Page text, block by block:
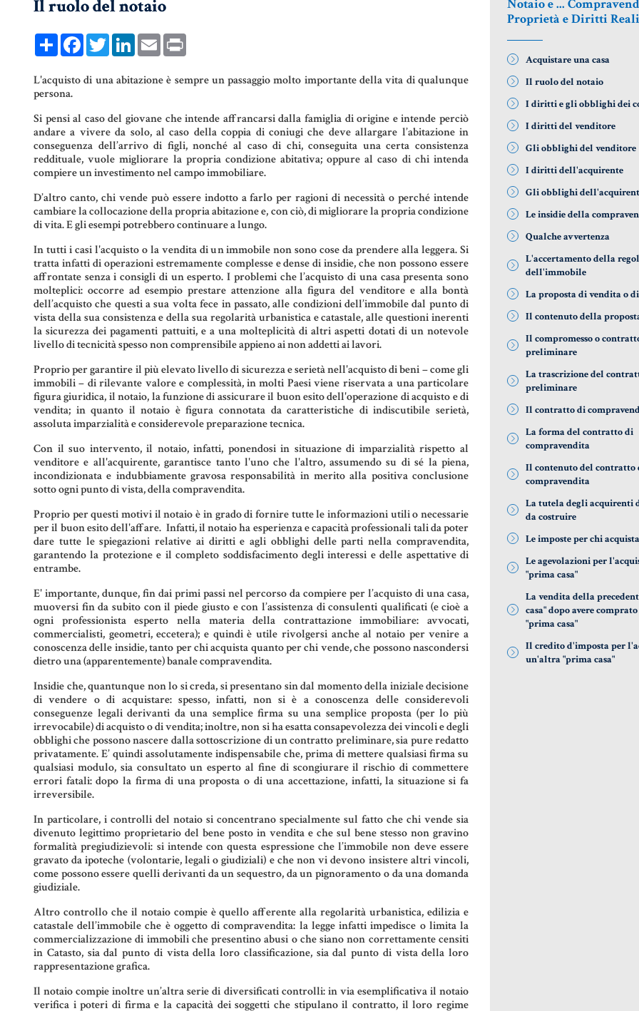
COMPRAVENDITA
MUTUO
RENT TO BUY
TESTAMENTO
TESTAMENTO DI
VITA
FIDUCIARIO
TUTELA DEL
AZIENDA &
SOCIETÀ
CONTRATTO
ENTI NO-
PROFIT
Il ruolo del notaio
ShareFacebookTwitterLinkedInEmail
L'acquisto di una abitazione è sempre un passaggio molto importante della vita di qualunque
persona.
Si pensi al caso del giovane che intende affrancarsi dalla famiglia di origine e intende perciò
andare a vivere da solo, al caso della coppia di coniugi che deve allargare l’abitazione in
conseguenza dell’arrivo di figli, nonché al caso di chi, conseguita una certa consistenza
reddituale, vuole migliorare la propria condizione abitativa; oppure al caso di chi intenda
compiere un investimento nel campo immobiliare.
D’altro canto, chi vende può essere indotto a farlo per ragioni di necessità o perché intende
cambiare la collocazione della propria abitazione e, con ciò, di migliorare la propria condizione
di vita. E gli esempi potrebbero continuare a lungo.
In tutti i casi l'acquisto o la vendita di un immobile non sono cose da prendere alla leggera. Si
tratta infatti di operazioni estremamente complesse e dense di insidie, che non possono essere
affrontate senza i consigli di un esperto. I problemi che l’acquisto di una casa presenta sono
molteplici: occorre ad esempio prestare attenzione alla figura del venditore e alla bontà
dell’acquisto che questi a sua volta fece in passato, alle condizioni dell’immobile dal punto di
vista della sua consistenza e della sua regolarità urbanistica e catastale, alle questioni inerenti
la sicurezza dei pagamenti pattuiti, e a una molteplicità di altri aspetti dotati di un notevole
livello di tecnicità spesso non comprensibile appieno ai non addetti ai lavori.
Proprio per garantire il più elevato livello di sicurezza e serietà nell'acquisto di beni – come gli
immobili – di rilevante valore e complessità, in molti Paesi viene riservata a una particolare
figura giuridica, il notaio, la funzione di assicurare il buon esito dell'operazione di acquisto e di
vendita; in quanto il notaio è figura connotata da caratteristiche di indiscutibile serietà,
assoluta imparzialità e considerevole preparazione tecnica.
Con il suo intervento, il notaio, infatti, ponendosi in situazione di imparzialità rispetto al
venditore e all'acquirente, garantisce tanto l'uno che l'altro, assumendo su di sé la piena,
incondizionata e indubbiamente gravosa responsabilità in merito alla positiva conclusione
sotto ogni punto di vista, della compravendita.
Proprio per questi motivi il notaio è in grado di fornire tutte le informazioni utili o necessarie
per il buon esito dell'affare. Infatti, il notaio ha esperienza e capacità professionali tali da poter
dare tutte le spiegazioni relative ai diritti e agli obblighi delle parti nella compravendita,
garantendo la protezione e il completo soddisfacimento degli interessi e delle aspettative di
entrambe.
E' importante, dunque, fin dai primi passi nel percorso da compiere per l’acquisto di una casa,
muoversi fin da subito con il piede giusto e con l’assistenza di consulenti qualificati (e cioè a
ogni professionista esperto nella materia della contrattazione immobiliare: avvocati,
commercialisti, geometri, eccetera); e quindi è utile rivolgersi anche al notaio per venire a
conoscenza delle insidie, tanto per chi acquista quanto per chi vende, che possono nascondersi
dietro una (apparentemente) banale compravendita.
Insidie che, quantunque non lo si creda, si presentano sin dal momento della iniziale decisione
di vendere o di acquistare: spesso, infatti, non si è a conoscenza delle considerevoli
conseguenze legali derivanti da una semplice firma su una semplice proposta (per lo più
irrevocabile) di acquisto o di vendita; inoltre, non si ha esatta consapevolezza dei vincoli e degli
obblighi che possono nascere dalla sottoscrizione di un contratto preliminare, sia pure redatto
privatamente. E’ quindi assolutamente indispensabile che, prima di mettere qualsiasi firma su
qualsiasi modulo, sia consultato un esperto al fine di scongiurare il rischio di commettere
errori fatali: dopo la firma di una proposta o di una accettazione, infatti, la situazione si fa
irreversibile.
In particolare, i controlli del notaio si concentrano specialmente sul fatto che chi vende sia
divenuto legittimo proprietario del bene posto in vendita e che sul bene stesso non gravino
formalità pregiudizievoli: si intende con questa espressione che l’immobile non deve essere
gravato da ipoteche (volontarie, legali o giudiziali) e che non vi devono insistere altri vincoli,
come possono essere quelli derivanti da un sequestro, da un pignoramento o da una domanda
giudiziale.
Altro controllo che il notaio compie è quello afferente alla regolarità urbanistica, edilizia e
catastale dell’immobile che è oggetto di compravendita: la legge infatti impedisce o limita la
commercializzazione di immobili che presentino abusi o che siano non correttamente censiti
in Catasto, sia dal punto di vista della loro classificazione, sia dal punto di vista della loro
rappresentazione grafica.
Il notaio compie inoltre un’altra serie di diversificati controlli: in via esemplificativa il notaio
verifica i poteri di firma e la capacità dei soggetti che stipulano il contratto, il loro regime
Notaio e ...
Proprietà e Diritti Reali
Acquistare una casa
Il ruolo del notaio
I diritti e gli obblighi dei
I diritti del venditore
Gli obblighi del venditore
I diritti dell'acquirente
Gli obblighi
Le insidie della
Qualche avvertenza
L'accertamento della
dell'immobile
La proposta di vendita o
Il contenuto della
Il compromesso o
preliminare
La trascrizione del
preliminare
Il contratto di
La forma del contratto di
compravendita
Il contenuto del contratto
compravendita
La tutela degli acquirenti
da costruire
Le imposte per chi acquista
Le agevolazioni per
"prima casa"
La vendita della
casa" dopo avere
"prima casa"
Il credito d'imposta per
un'altra "prima casa"